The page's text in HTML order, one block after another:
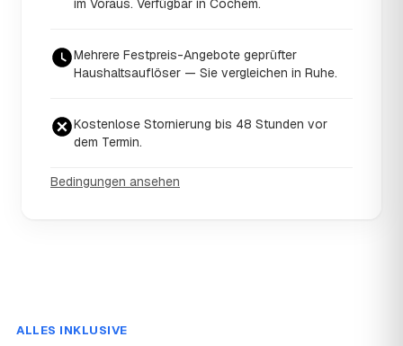
Mehrere Festpreis-Angebote geprüfter
Haushaltsauflöser — Sie vergleichen in Ruhe.
Kostenlose Stornierung bis 48 Stunden vor
dem Termin.
Bedingungen ansehen
ALLES INKLUSIVE